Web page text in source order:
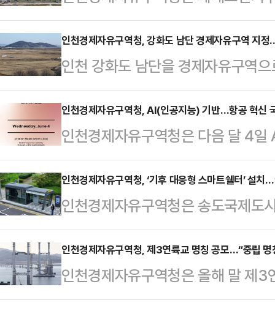
시흥 캠퍼스에서 열리는 ‘2025 백
원한다고 17일 밝혔다.이번 교육
사업' 의 일환으로, 전 세계 백신 불
역량 강화에 기여하는 것이 목표다.
2022년 2월 설립, 교육을 지속하
의 개발부터 제품화에 이르는 전 과
강의와 토…
인천경제자유구역청, 강화도 남단 경제자유구역 지
인천 강화도 남단을 경제자유구역
다.인천경제자유구역청은 이달 안
구역 신규 지정을 신청할 계획이라
단 일대(20.26㎢)를 각각 1단
눠 경제자유구역으로 지정하는 방
가 있다는 정부 관계부처 의견을
사업을 추진하기로 했다.1단계 구
원을 들여 기반 시설 공사…
인천경제자유구역청, AI(인공지능) 기반…항공 혁신
인천경제자유구역청은 다음 달 4
티의 융합 전략을 주제로 ‘2025년
혔다.이번 행사는 인천경제청과
국 스탠포드대학교 부설 연구소인
하고, 항공우주산학융합원이 후원
이 행사는, AI 기반 항공 기술과 스
방향을 논의하기 위해 기획됐다.에
공항…
인천경제자유구역청, ‘기후 대응형 스마트쉘터’ 설치
인천경제자유구역청은 송도국제도
등 4곳에 ‘스마트쉘터(Smart
갔다고 26일 밝혔다.스마트 쉘터
자가통신망 회선이 제공되는 지역,
으로 선정됐으며, 보행 동선과 도시
인천경제자유구역청, 제3연륙교 명칭 공모…“중립
인천경제자유구역청은 올해 말 제
기 위한 공모를 실시한다고 19일